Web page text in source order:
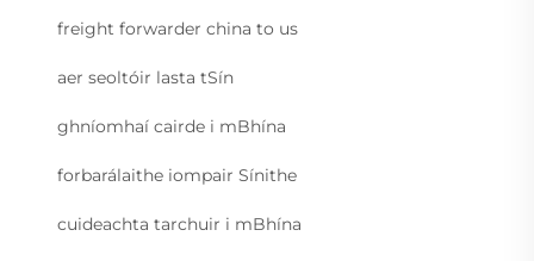
freight forwarder china to us
aer seoltóir lasta tSín
ghníomhaí cairde i mBhína
forbarálaithe iompair Sínithe
cuideachta tarchuir i mBhína